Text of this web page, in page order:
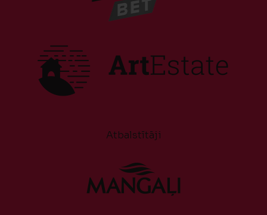
Atbalstītāji